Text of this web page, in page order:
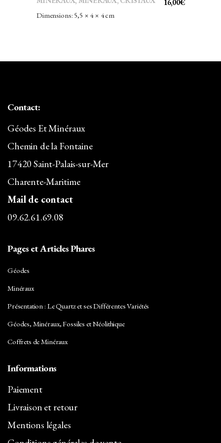
16,00€
Dimensions: 5,5 × 4 × 4 cm
Contact:
Géodes Et Minéraux
Chemin de la Fontaine
17420 Saint-Palais-sur-Mer
Charente-Maritime
Mail de contact
09.62.61.69.08
Pages et Articles Phares
Géodes
Minéraux
Présentation : Le Quartz et ses Différentes Variétés
Géodes, Minéraux, Fossiles et Néolithique
Coffrets de Minéraux
Informations
Paiement
Livraison et retour
Mentions légales